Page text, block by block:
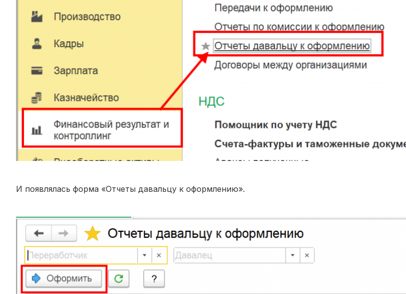
И появлялась форма «Отчеты давальцу к оформлению».